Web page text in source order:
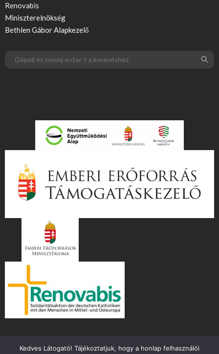
Renovabis
Miniszterelnökség
Bethlen Gábor Alapkezelő
Kedves Látogató! Tájékoztatjuk, hogy a honlap felhasználói